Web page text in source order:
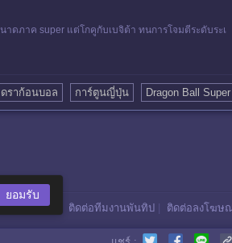
ดภาค super แต่โกคูกับเบจิต้า ทนการโจมตีระดับระเ
ดราก้อนบอล การ์ตูนญี่ปุ่น Dragon Ball Super
ติดต่อทีมงานพันทิป ติดต่อลงโฆษ
ยอมรับ